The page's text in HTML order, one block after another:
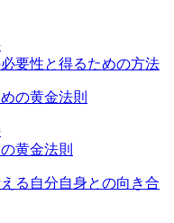
要性と得るための方法
黄金法則